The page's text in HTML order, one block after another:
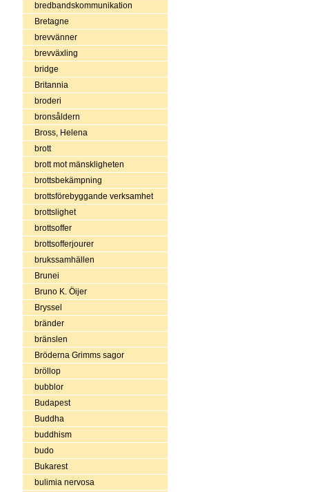
bredbandskommunikation
Bretagne
brevvänner
brevväxling
bridge
Britannia
broderi
bronsåldern
Bross, Helena
brott
brott mot mänskligheten
brottsbekämpning
brottsförebyggande verksamhet
brottslighet
brottsoffer
brottsofferjourer
brukssamhällen
Brunei
Bruno K. Öijer
Bryssel
bränder
bränslen
Bröderna Grimms sagor
bröllop
bubblor
Budapest
Buddha
buddhism
budo
Bukarest
bulimia nervosa